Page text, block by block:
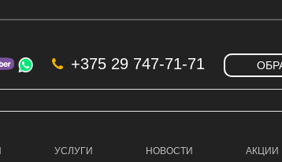
+375 29 747-71-71
УСЛУГИ НОВОСТИ АКЦИИ